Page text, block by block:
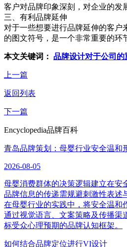
客户对品牌印象深刻，对企业的发
三、有利品牌延伸
对于一些想要进行品牌延伸的客户
的图文符号，是一个非常重要的环
本文关键词： 品牌设计对于公司的
上一篇
返回列表
下一篇
Encyclopedia品牌百科
青岛品牌策划：母婴行业安全温和
2026-08-05
母婴消费群体的决策逻辑建立在安
品牌信息的传递需规避刺激性表述
在母婴行业的实践中，将安全温和
通过视觉语言、文案策略及传播渠
标受众心理预期的品牌认知框架。
如何结合品牌定位进行VI设计